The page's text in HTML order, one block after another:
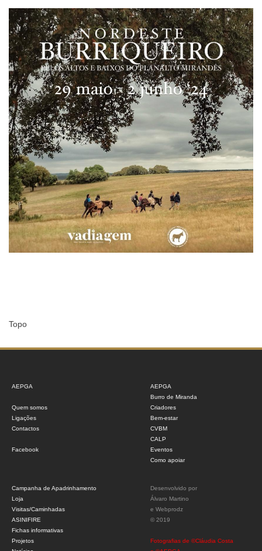
Topo
AEPGA
Quem somos
Ligações
Contactos
Facebook
AEPGA
Burro de Miranda
Criadores
Bem-estar
CVBM
CALP
Eventos
Como apoiar
Campanha de Apadrinhamento
Loja
Visitas/Caminhadas
ASINIFIRE
Fichas informativas
Projetos
Desenvolvido por
Álvaro Martino
e Webprodz
© 2019
Fotografias de ©Cláudia Costa